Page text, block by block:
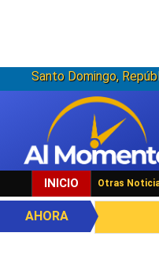
Santo Domingo,
INICIO Otras
AHORA